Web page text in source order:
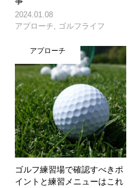
2024.01.08
アプローチ
ゴルフライフ
アプローチ
ゴルフ練習場で確認すべきポ
イントと練習メニューはこれ